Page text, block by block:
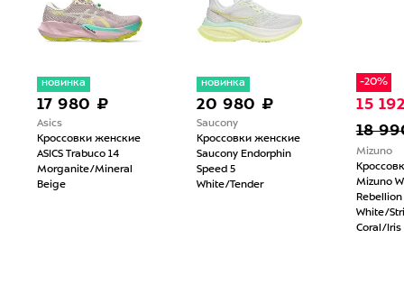
новинка
17 980 ₽
Asics
Кроссовки женские
ASICS Trabuco 14
Morganite/Mineral
Beige
новинка
20 980 ₽
Saucony
Кроссовки женские
Saucony Endorphin
Speed 5
White/Tender
-20%
15
18
Mizuno
Mizuno
Rebellion
White/
Coral/Iris